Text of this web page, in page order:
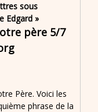
sous
Edgard »
père 5/7
Père. Voici les
phrase de la